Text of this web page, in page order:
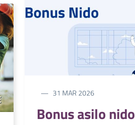
31 MAR 2026
Bonus asilo nido